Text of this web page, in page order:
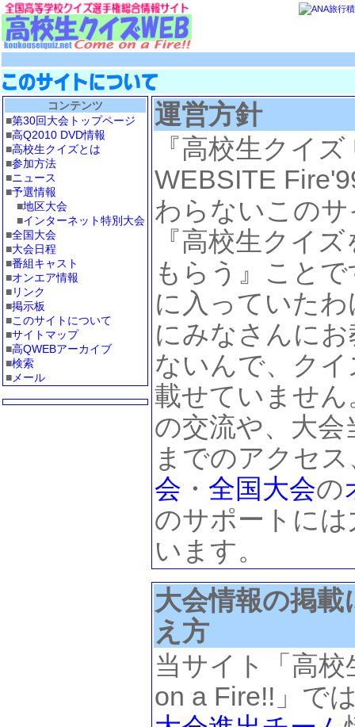
コンテンツ
■第30回大会トップページ
■高Q2010 DVD情報
■高校生クイズとは
■参加方法
■ニュース
■予選情報
■地区大会
■インターネット特別大会
■全国大会
■大会日程
■番組キャスト
■オンエア情報
■リンク
■掲示板
■このサイトについて
■サイトマップ
■高QWEBアーカイブ
■検索
■ メール
運営方針
『高校生クイ
WEBSITE
わらないこの
『高校生クイ
もらう』こと
に入っていた
にみなさんに
ないんで、ク
載せていませ
の交流や、大会
までのアクセ
会 ・ 全国大会の
のサポートに
います。
大会情報の掲
え方
当サイト「高
on a Fire!!」で